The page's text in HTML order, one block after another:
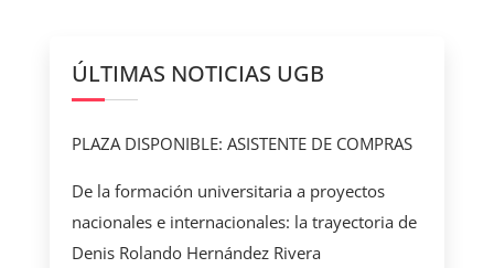
ÚLTIMAS NOTICIAS UGB
PLAZA DISPONIBLE: ASISTENTE DE COMPRAS
De la formación universitaria a proyectos
nacionales e internacionales: la trayectoria de
Denis Rolando Hernández Rivera